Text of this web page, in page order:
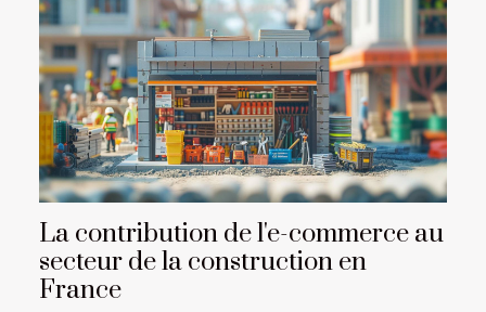
La contribution de l'e-commerce au
secteur de la construction en
France